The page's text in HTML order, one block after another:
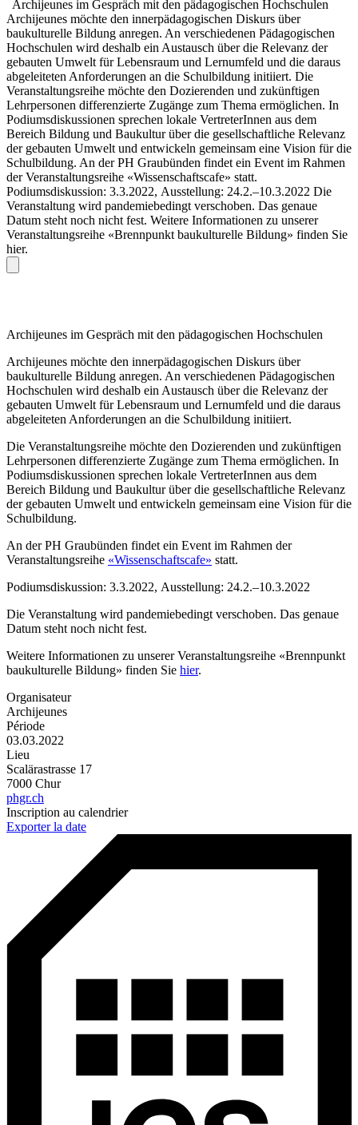
Archijeunes im Gespräch mit den pädagogischen Hochschulen
Archijeunes möchte den innerpädagogischen Diskurs über
baukulturelle Bildung anregen. An verschiedenen Pädagogischen
Hochschulen wird deshalb ein Austausch über die Relevanz der
gebauten Umwelt für Lebensraum und Lernumfeld und die daraus
abgeleiteten Anforderungen an die Schulbildung initiiert. Die
Veranstaltungsreihe möchte den Dozierenden und zukünftigen
Lehrpersonen differenzierte Zugänge zum Thema ermöglichen. In
Podiumsdiskussionen sprechen lokale VertreterInnen aus dem
Bereich Bildung und Baukultur über die gesellschaftliche Relevanz
der gebauten Umwelt und entwickeln gemeinsam eine Vision für die
Schulbildung. An der PH Graubünden findet ein Event im Rahmen
der Veranstaltungsreihe «Wissenschaftscafe» statt.
Podiumsdiskussion: 3.3.2022, Ausstellung: 24.2.–10.3.2022 Die
Veranstaltung wird pandemiebedingt verschoben. Das genaue
Datum steht noch nicht fest. Weitere Informationen zu unserer
Veranstaltungsreihe «Brennpunkt baukulturelle Bildung» finden Sie
hier.
Archijeunes im Gespräch mit den pädagogischen Hochschulen
Archijeunes möchte den innerpädagogischen Diskurs über
baukulturelle Bildung anregen. An verschiedenen Pädagogischen
Hochschulen wird deshalb ein Austausch über die Relevanz der
gebauten Umwelt für Lebensraum und Lernumfeld und die daraus
abgeleiteten Anforderungen an die Schulbildung initiiert.
Die Veranstaltungsreihe möchte den Dozierenden und zukünftigen
Lehrpersonen differenzierte Zugänge zum Thema ermöglichen. In
Podiumsdiskussionen sprechen lokale VertreterInnen aus dem
Bereich Bildung und Baukultur über die gesellschaftliche Relevanz
der gebauten Umwelt und entwickeln gemeinsam eine Vision für die
Schulbildung.
An der PH Graubünden findet ein Event im Rahmen der
Veranstaltungsreihe «Wissenschaftscafe» statt.
Podiumsdiskussion: 3.3.2022, Ausstellung: 24.2.–10.3.2022
Die Veranstaltung wird pandemiebedingt verschoben. Das genaue
Datum steht noch nicht fest.
Weitere Informationen zu unserer Veranstaltungsreihe «Brennpunkt
baukulturelle Bildung» finden Sie hier.
Organisateur
Archijeunes
Période
03.03.2022
Lieu
Scalärastrasse 17
7000 Chur
phgr.ch
Inscription au calendrier
Exporter la date